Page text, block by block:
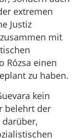
extremen
Justiz
mit
Rózsa einen
zu haben.
kein
belehrt der